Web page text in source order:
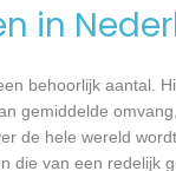
in
behoorlijk aantal.
gemiddelde
de hele wereld
die van een redelijk